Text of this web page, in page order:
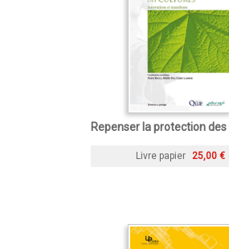
Repenser la protection
Livre papier 25,00 €